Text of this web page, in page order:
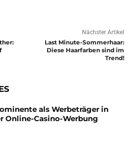
Nächster Artikel
Last Minute-Sommerhaar:
Diese Haarfarben sind im
Trend!
als Werbeträger in
Online-Casino-Werbung